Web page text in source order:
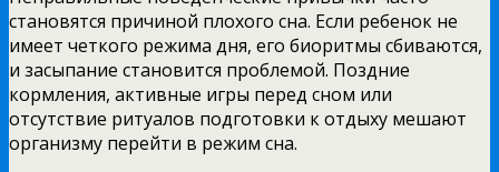
становятся причиной плохого сна. Если ребенок не
имеет четкого режима дня, его биоритмы сбиваются,
и засыпание становится проблемой. Поздние
кормления, активные игры перед сном или
отсутствие ритуалов подготовки к отдыху мешают
организму перейти в режим сна.